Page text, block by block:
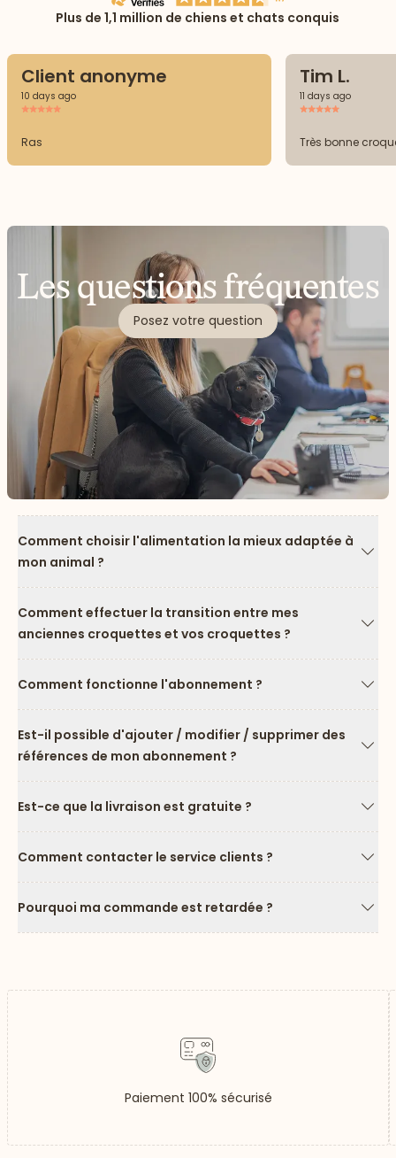
Plus de 1,1 million de chiens et chats conquis
Client anonyme
10 days ago
Ras
Tim L.
11 days ago
Très bonne
Les questions fréquentes
Posez votre question
Comment choisir l'alimentation la mieux adaptée à
mon animal ?
Comment effectuer la transition entre mes
anciennes croquettes et vos croquettes ?
Comment fonctionne l'abonnement ?
Est-il possible d'ajouter / modifier / supprimer des
références de mon abonnement ?
Est-ce que la livraison est gratuite ?
Comment contacter le service clients ?
Pourquoi ma commande est retardée ?
Paiement 100% sécurisé